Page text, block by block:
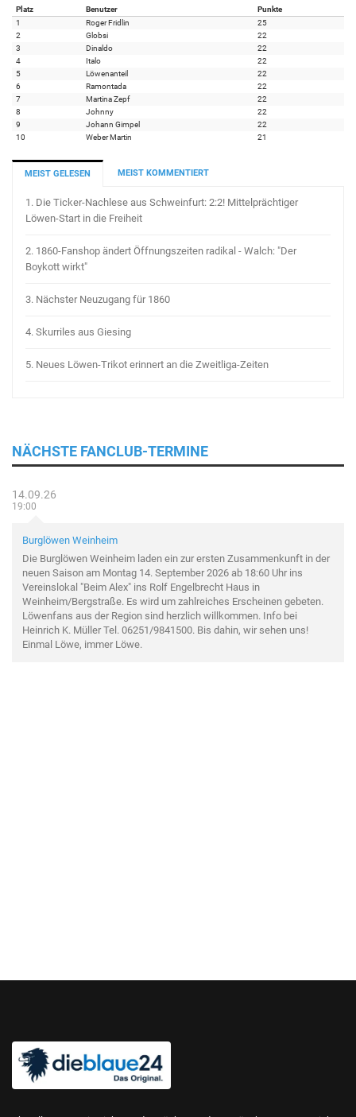
Platz Benutzer
Punkte
1
Roger Fridlin
25
2
Globsi
22
3
Dinaldo
22
4
Italo
22
5
Löwenanteil
22
6
Ramontada
22
7
Martina Zepf
22
8
Johnny
22
9
Johann Gimpel
22
10
Weber Martin 21
MEIST GELESEN MEIST KOMMENTIERT
1. Die Ticker-Nachlese aus Schweinfurt: 2:2! Mittelprächtiger
Löwen-Start in die Freiheit
2. 1860-Fanshop ändert Öffnungszeiten radikal - Walch: "Der
Boykott wirkt"
3. Nächster Neuzugang für 1860
4. Skurriles aus Giesing
5. Neues Löwen-Trikot erinnert an die Zweitliga-Zeiten
NÄCHSTE FANCLUB-TERMINE
14.09.26
19:00
Burglöwen Weinheim
Die Burglöwen Weinheim laden ein zur ersten Zusammenkunft in der
neuen Saison am Montag 14. September 2026 ab 18:60 Uhr ins
Vereinslokal "Beim Alex" ins Rolf Engelbrecht Haus in
Weinheim/Bergstraße. Es wird um zahlreiches Erscheinen gebeten.
Löwenfans aus der Region sind herzlich willkommen. Info bei
Heinrich K. Müller Tel. 06251/9841500. Bis dahin, wir sehen uns!
Einmal Löwe, immer Löwe.